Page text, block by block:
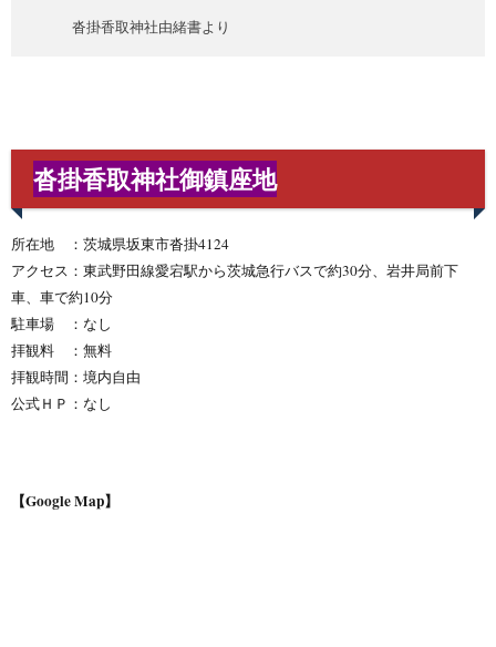
沓掛香取神社由緒書より
沓掛香取神社御鎮座地
所在地 ：茨城県坂東市沓掛4124
アクセス：東武野田線愛宕駅から茨城急行バスで約30分、岩井局前下
車、車で約10分
駐車場 ：なし
拝観料 ：無料
拝観時間：境内自由
公式ＨＰ：なし
【Google Map】